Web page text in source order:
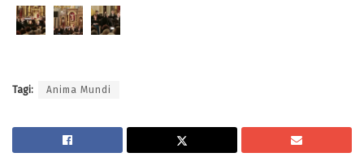
Tagi: Anima Mundi